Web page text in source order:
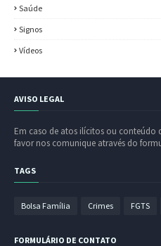
Saúde
Signos
Vídeos
AVISO LEGAL
Em caso de atos ilícitos ou conteúdo
favor nos comunique através do
TAGS
Bolsa Família Crimes FGTS
FORMULÁRIO DE CONTATO